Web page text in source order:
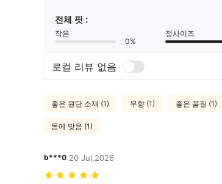
전체 핏 :
작은
0%
정사이즈
로컬 리뷰 없음
좋은 원단 소재 (1) 무향 (1) 좋은 품질 (1)
몸에 맞음 (1)
b***0 20 Jul,2026